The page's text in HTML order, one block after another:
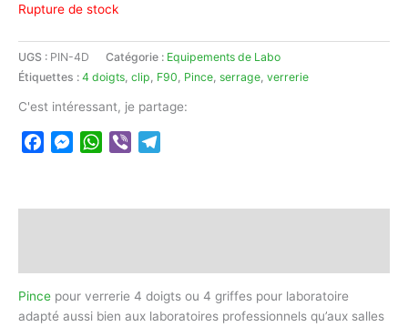
Rupture de stock
UGS : PIN-4D Catégorie : Equipements de Labo
Étiquettes : 4 doigts, clip, F90, Pince, serrage, verrerie
C'est intéressant, je partage:
FacebookMessenger
WhatsApp
Viber
Pince pour verrerie 4 doigts ou 4 griffes pour laboratoire
adapté aussi bien aux laboratoires professionnels qu’aux salles